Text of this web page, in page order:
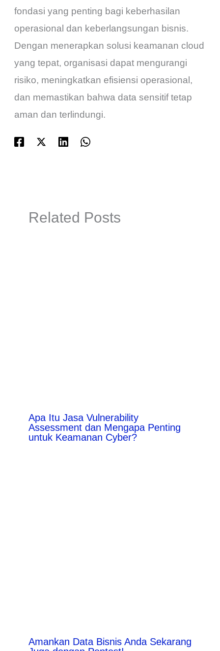
fondasi yang penting bagi keberhasilan
operasional dan keberlangsungan bisnis.
Dengan menerapkan solusi keamanan cloud
yang tepat, organisasi dapat mengurangi
risiko, meningkatkan efisiensi operasional,
dan memastikan bahwa data sensitif tetap
aman dan terlindungi.
Related Posts
Apa Itu Jasa Vulnerability
Assessment dan Mengapa Penting
untuk Keamanan Cyber?
Amankan Data Bisnis Anda Sekarang